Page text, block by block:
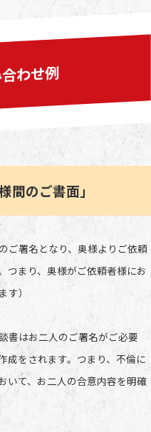
わせ例
間のご書面」
ご署名となり、奥様よりご依頼
つまり、奥様がご依頼者様にお
）
談書はお二人のご署名がご必要
成をされます。つまり、不倫に
いて、お二人の合意内容を明確